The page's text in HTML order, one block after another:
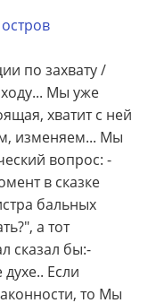
по захвату /
Мы уже
хватит с ней
изменяем... Мы
вопрос: -
в сказке
бальных
а тот
сказал бы:-
Если
то Мы